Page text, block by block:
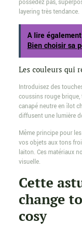
possédez pas,
layering très tendance.
A lire
Bien choisir sa
Les couleurs qui
Introduisez des
coussins rouge
canapé neutre en îlot
diffusent une lumière
Même principe pour
vos objets aux tons
laiton. Ces matériaux
visuelle.
Cette
change
cosy